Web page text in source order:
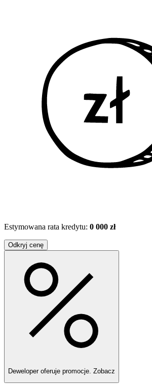
Estymowana rata kredytu: 0 000 zł
Odkryj cenę
Deweloper oferuje promocje. Zobacz